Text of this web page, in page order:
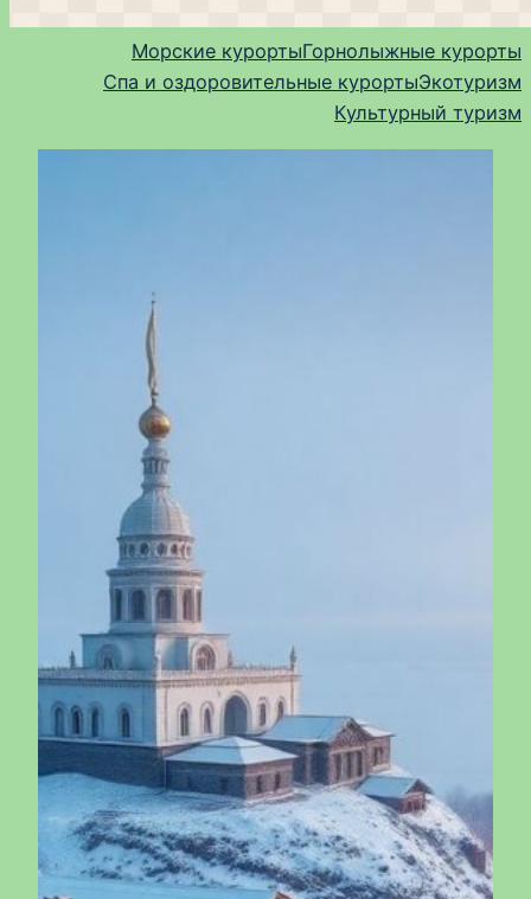
Морские курортыГорнолыжные курорты
Спа и оздоровительные курортыЭкотуризм
Культурный туризм